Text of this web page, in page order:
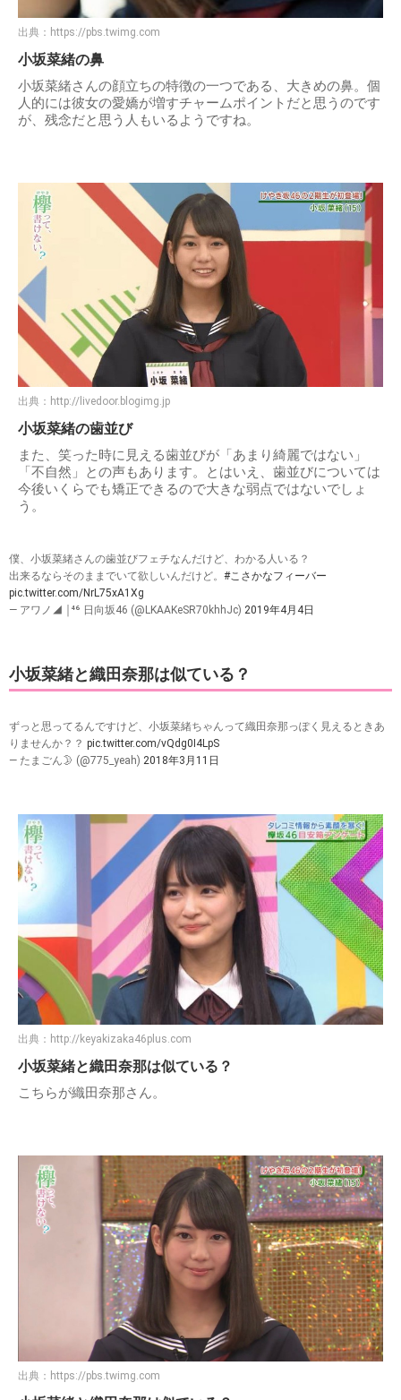
出典： https://pbs.twimg.com
小坂菜緒の鼻
小坂菜緒さんの顔立ちの特徴の一つである、大きめの鼻。個
人的には彼女の愛嬌が増すチャームポイントだと思うのです
が、残念だと思う人もいるようですね。
出典： http://livedoor.blogimg.jp
小坂菜緒の歯並び
また、笑った時に見える歯並びが「あまり綺麗ではない」
「不自然」との声もあります。とはいえ、歯並びについては
今後いくらでも矯正できるので大きな弱点ではないでしょ
う。
僕、小坂菜緒さんの歯並びフェチなんだけど、わかる人いる？
出来るならそのままでいて欲しいんだけど。 #こさかなフィーバー
pic.twitter.com/NrL75xA1Xg
— アワノ◢ ￨⁴⁶ 日向坂46 (@LKAAKeSR70khhJc) 2019年4月4日
小坂菜緒と織田奈那は似ている？
ずっと思ってるんですけど、小坂菜緒ちゃんって織田奈那っぽく見えるときあ
りませんか？？ pic.twitter.com/vQdg0I4LpS
— たまごん🌛 (@775_yeah) 2018年3月11日
出典： http://keyakizaka46plus.com
小坂菜緒と織田奈那は似ている？
こちらが織田奈那さん。
出典： https://pbs.twimg.com